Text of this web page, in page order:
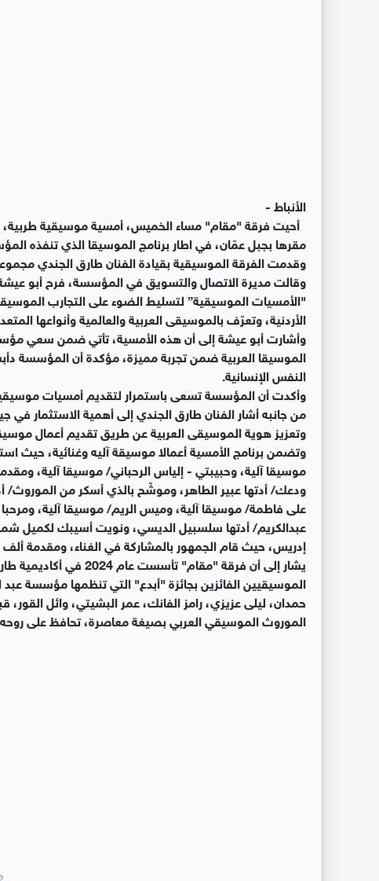
الأنباط -
أحيت فرقة "مقام" مساء الخميس، أمسية موسيقية
مقرها بجبل عمّان، في اطار برنامج الموسيقا الذي تنفذه
وقدمت الفرقة الموسيقية بقيادة الفنان طارق الجندي
"الأمسيات الموسيقية” لتسليط الضوء على التجارب
الأردنية، وتعرّف بالموسيقى العربية والعالمية وأنواعها
وأشارت أبو عيشة إلى أن هذه الأمسية، تأتي ضمن سعي
الموسيقا العربية ضمن تجربة مميزة، مؤكدة أن المؤسسة
النفس الإنسانية.
وأكدت أن المؤسسة تسعى باستمرار لتقديم أمسيات
من جانبه أشار الفنان طارق الجندي إلى أهمية الاستثمار في
وتعزيز هوية الموسيقى العربية عن طريق تقديم أعمال
وتضمن برنامج الأمسية أعمالا موسيقة آليه وغنائية،
موسيقا آلية، وحبيبتي - إلياس الرحباني/ موسيقا آلية،
ودعك/ أدتها عبير الطاهر، وموشّح بالذي أسكر من الموروث/
على فاطمة/ موسيقا آلية، وميس الريم/ موسيقا آلية،
عبدالكريم/ أدتها سلسبيل الديسي، ونويت أسيبك لكميل
إدريس، حيث قام الجمهور بالمشاركة في الغناء، ومقدمة ألف
يشار إلى أن فرقة
الموسيقيين الفائزين بجائزة "أبدع" التي تنظمها مؤسسة
حمدان، ليلى عزيزي، رامز الفانك، عمر البشيتي، وائل
الموروث الموسيقي العربي بصيغة معاصرة، تحافظ على